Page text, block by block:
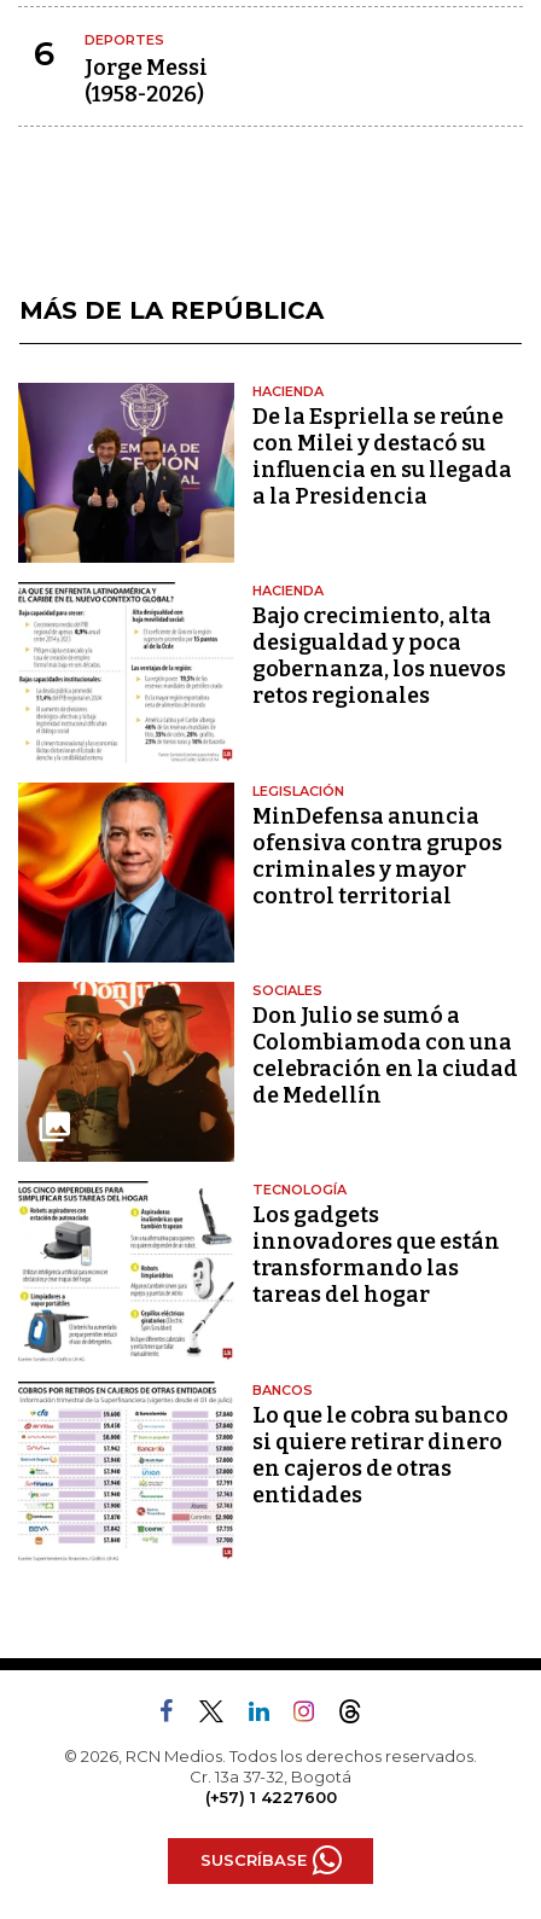
6 DEPORTES
Jorge Messi
(1958-2026)
MÁS DE LA REPÚBLICA
HACIENDA
De la Espriella se reúne
con Milei y destacó su
influencia en su llegada
a la Presidencia
HACIENDA
Bajo crecimiento, alta
desigualdad y poca
gobernanza, los nuevos
retos regionales
LEGISLACIÓN
MinDefensa anuncia
ofensiva contra grupos
criminales y mayor
control territorial
SOCIALES
Don Julio se sumó a
Colombiamoda con una
celebración en la ciudad
de Medellín
TECNOLOGÍA
Los gadgets
innovadores que están
transformando las
tareas del hogar
BANCOS
Lo que le cobra su banco
si quiere retirar dinero
en cajeros de otras
entidades
© 2026, RCN Medios. Todos los derechos reservados.
Cr. 13a 37-32, Bogotá
(+57) 1 4227600
SUSCRÍBASE